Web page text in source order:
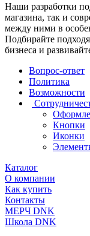
Наши разработки
магазина, так и
между ними в
Подбирайте
бизнеса и
Вопрос-ответ
Политика
Возможности
Кнопки
Иконки
Каталог
О компании
Как купить
Контакты
МЕРЧ DNK
Школа DNK